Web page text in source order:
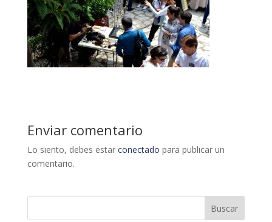
Enviar comentario
Lo siento, debes estar conectado para publicar un
comentario.